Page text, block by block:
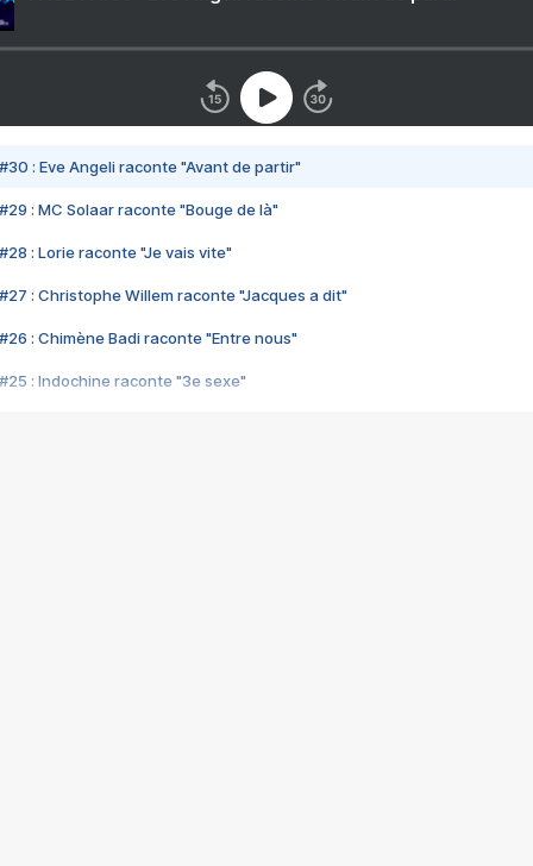
#30 : Eve Angeli raconte "Avant de partir"
#29 : MC Solaar raconte "Bouge de là"
#28 : Lorie raconte "Je vais vite"
#27 : Christophe Willem raconte "Jacques a dit"
#26 : Chimène Badi raconte "Entre nous"
#25 : Indochine raconte "3e sexe"